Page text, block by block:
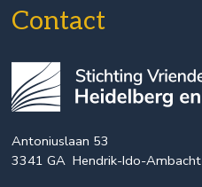
Contact
Antoniuslaan 53
3341 GA Hendrik-Ido-Ambacht